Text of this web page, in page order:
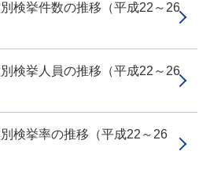
検挙件数の推移（平成22～26
検挙人員の推移（平成22～26
検挙率の推移（平成22～26